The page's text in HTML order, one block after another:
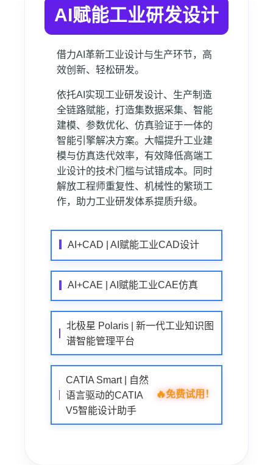
AI赋能工业研发设计
借力AI革新工业设计与生产环节，高
效创新、轻松研发。
依托AI实现工业研发设计、生产制造
全链路赋能，打造集数据采集、智能
建模、参数优化、仿真验证于一体的
智能引擎解决方案。大幅提升工业建
模与仿真迭代效率，有效降低高端工
业设计的技术门槛与试错成本。同时
解放工程师重复性、机械性的繁琐工
作，助力工业研发体系提质升级。
AI+CAD | AI赋能工业CAD设计
AI+CAE | AI赋能工业CAE仿真
北极星 Polaris | 新一代工业知识图
谱智能管理平台
CATIA Smart | 自然
语言驱动的CATIA
V5智能设计助手
🔥免费试用！